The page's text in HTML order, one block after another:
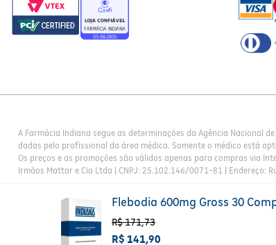
Flebodia 600mg Gross 30
R$171,73
R$ 141,90
A Farmácia Indiana segue as determinações da Agência Nacional
dadas pelo profissional da área médica. Somente o médico está
Os preços e as promoções são válidos apenas para compras via
Irmãos Mattar e Cia Ltda | CNPJ: 25.102.146/0071-81 | Endereço: